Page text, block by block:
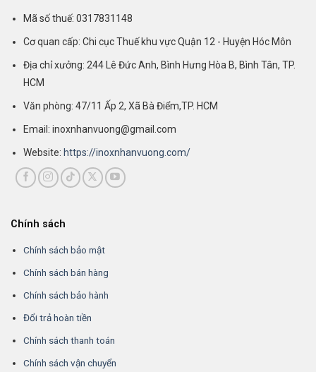
Mã số thuế: 0317831148
Cơ quan cấp: Chi cục Thuế khu vực Quận 12 - Huyện Hóc Môn
Địa chỉ xưởng: 244 Lê Đức Anh, Bình Hưng Hòa B, Bình Tân, TP.
HCM
Văn phòng: 47/11 Ấp 2, Xã Bà Điểm,TP. HCM
Email: inoxnhanvuong@gmail.com
Website: https://inoxnhanvuong.com/
Chính sách
Chính sách bảo mật
Chính sách bán hàng
Chính sách bảo hành
Đổi trả hoàn tiền
Chính sách thanh toán
Chính sách vận chuyển